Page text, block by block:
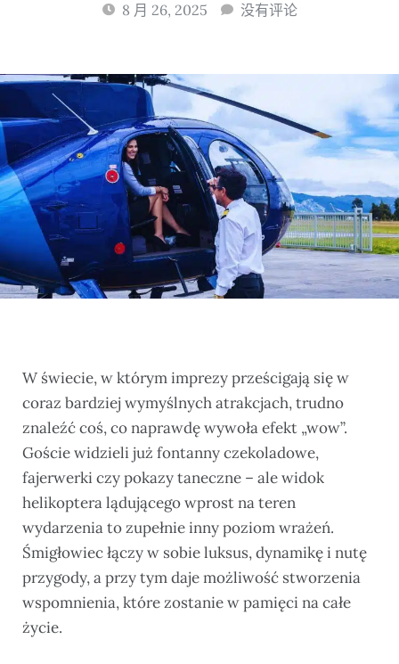
8 月 26, 2025
没有评论
W świecie, w którym imprezy prześcigają się w
coraz bardziej wymyślnych atrakcjach, trudno
znaleźć coś, co naprawdę wywoła efekt „wow”.
Goście widzieli już fontanny czekoladowe,
fajerwerki czy pokazy taneczne – ale widok
helikoptera lądującego wprost na teren
wydarzenia to zupełnie inny poziom wrażeń.
Śmigłowiec łączy w sobie luksus, dynamikę i nutę
przygody, a przy tym daje możliwość stworzenia
wspomnienia, które zostanie w pamięci na całe
życie.